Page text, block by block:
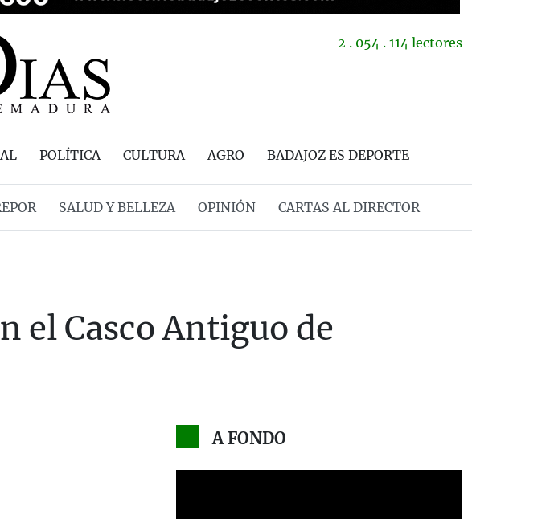
2 . 054 . 114 lectores
POLÍTICA CULTURA AGRO BADAJOZ ES DEPORTE
SALUD Y BELLEZA OPINIÓN CARTAS AL DIRECTOR
el Casco Antiguo de
A FONDO